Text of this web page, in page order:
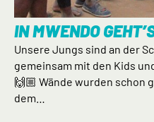
IN MWENDO
Unsere Jungs sind an der
gemeinsam mit den Kids
🙌🏼 Wände wurden schon
dem…